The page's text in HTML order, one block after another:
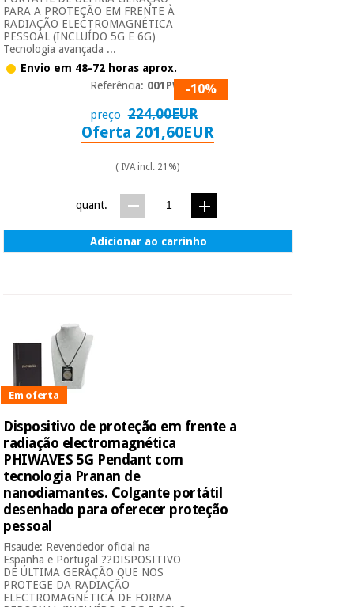
PARA A PROTEÇÃO EM FRENTE À
RADIAÇÃO ELECTROMAGNÉTICA
PESSOAL (INCLUÍDO 5G E 6G)
Tecnologia avançada ...
Envio em 48-72 horas aprox.
Referência: 001PWG-10%
preço 224,00EUR
Oferta 201,60EUR
( IVA incl. 21%)
quant.
Adicionar ao carrinho
Em oferta
Dispositivo de proteção em frente a
radiação electromagnética
PHIWAVES 5G Pendant com
tecnologia Pranan de
nanodiamantes. Colgante portátil
desenhado para oferecer proteção
pessoal
Fisaude: Revendedor oficial na
Espanha e Portugal ??DISPOSITIVO
DE ÚLTIMA GERAÇÃO QUE NOS
PROTEGE DA RADIAÇÃO
ELECTROMAGNÉTICA DE FORMA